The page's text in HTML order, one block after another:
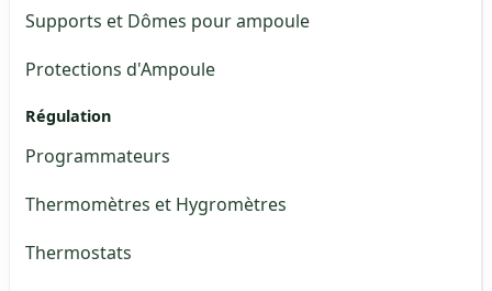
Supports et Dômes pour ampoule
Protections d'Ampoule
Régulation
Programmateurs
Thermomètres et Hygromètres
Thermostats